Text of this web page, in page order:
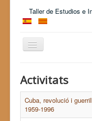
Taller de Estudios e
Alternar
Activitats
Cuba, revolució i
1959-1996